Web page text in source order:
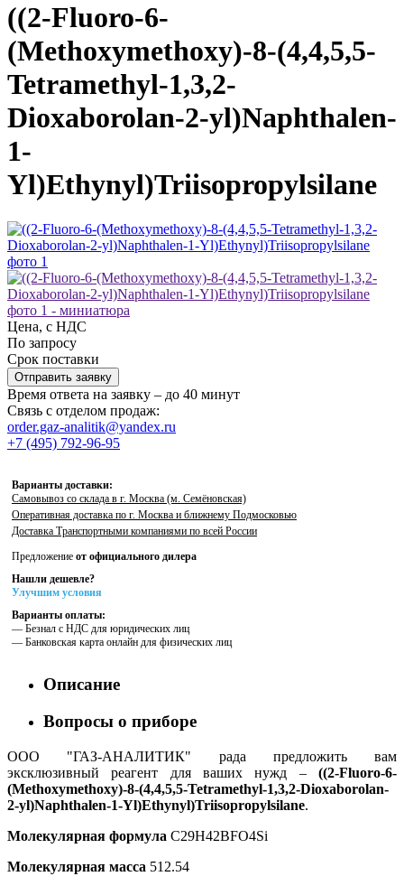
((2-Fluoro-6-
(Methoxymethoxy)-8-(4,4,5,5-
Tetramethyl-1,3,2-
Dioxaborolan-2-yl)Naphthalen-
1-
Yl)Ethynyl)Triisopropylsilane
Цена, с НДС
По запросу
Срок поставки
Отправить заявку
Время ответа на заявку – до 40 минут
Связь с отделом продаж:
order.gaz-analitik@yandex.ru
+7 (495) 792-96-95
Варианты доставки:
Самовывоз со склада в г. Москва (м. Семёновская)
Оперативная доставка по г. Москва и ближнему Подмосковью
Доставка Транспортными компаниями по всей России
Предложение от официального дилера
Нашли дешевле?
Улучшим условия
Варианты оплаты:
— Безнал с НДС для юридических лиц
— Банковская карта онлайн для физических лиц
Описание
Вопросы о приборе
ООО "ГАЗ-АНАЛИТИК" рада предложить вам
эксклюзивный реагент для ваших нужд – ((2-Fluoro-6-
(Methoxymethoxy)-8-(4,4,5,5-Tetramethyl-1,3,2-Dioxaborolan-
2-yl)Naphthalen-1-Yl)Ethynyl)Triisopropylsilane.
Молекулярная формула C29H42BFO4Si
Молекулярная масса 512.54